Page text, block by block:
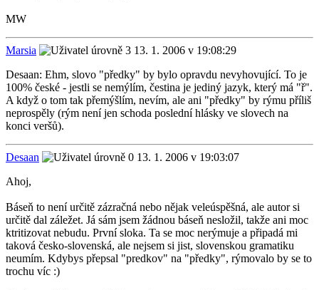
MW
Marsia
13. 1. 2006 v 19:08:29
Desaan: Ehm, slovo "předky" by bylo opravdu nevyhovující. To je
100% české - jestli se nemýlím, čestina je jediný jazyk, který má "ř".
A když o tom tak přemýšlím, nevím, ale ani "předky" by rýmu příliš
neprospěly (rým není jen schoda poslední hlásky ve slovech na
konci veršů).
Desaan
13. 1. 2006 v 19:03:07
Ahoj,
Báseň to není určitě zázračná nebo nějak veleúspěšná, ale autor si
určitě dal záležet. Já sám jsem žádnou báseň nesložil, takže ani moc
ktritizovat nebudu. První sloka. Ta se moc nerýmuje a připadá mi
taková česko-slovenská, ale nejsem si jist, slovenskou gramatiku
neumím. Kdybys přepsal "predkov" na "předky", rýmovalo by se to
trochu víc :)